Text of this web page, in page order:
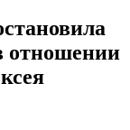
отношении